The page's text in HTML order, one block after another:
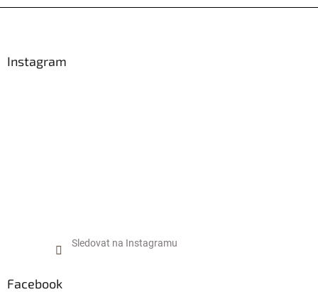
Instagram
Sledovat na Instagramu
Facebook